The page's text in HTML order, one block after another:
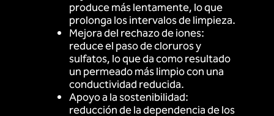
produce más lentamente, lo que
prolonga los intervalos de limpieza.
Mejora del rechazo de iones:
reduce el paso de cloruros y
sulfatos, lo que da como resultado
un permeado más limpio con una
conductividad reducida.
Apoyo a la sostenibilidad:
reducción de la dependencia de los